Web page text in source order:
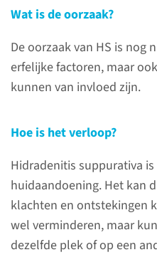
Wat is de oorzaak?
De oorzaak van HS is nog
erfelijke factoren, maar
kunnen van invloed zijn.
Hoe is het verloop?
Hidradenitis suppurativa
huidaandoening. Het kan
klachten en ontstekingen
wel verminderen, maar
dezelfde plek of op een
tussen 14.00-
Bij spoed
in het
Wat kunt u
Hieronder
om verergering
ontsteking te